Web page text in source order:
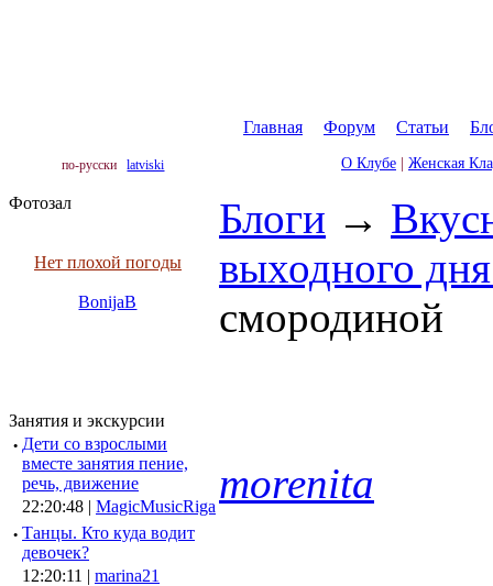
Главная Форум Статьи
по-русски latviski О Клубе Женская
Фотозал
Нет плохой погоды
BonijaB
Занятия и экскурсии
· Дети со взрослыми
вместе занятия пение,
речь, движение
22:20:48 | MagicMusicRiga
· Танцы. Кто куда водит
девочек?
12:20:11 | marina21
Блоги →
выходного
смородиной
morenita